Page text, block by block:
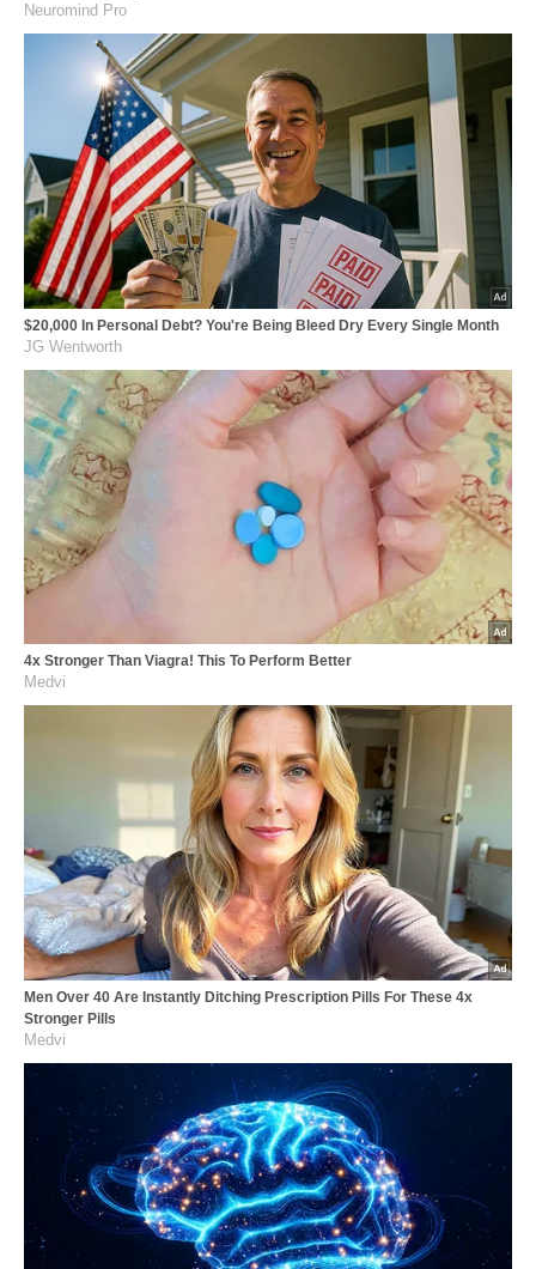
Neuromind Pro
$20,000 In Personal Debt? You're Being Bleed Dry Every Single Month
JG Wentworth
4x Stronger Than Viagra! This To Perform Better
Medvi
Men Over 40 Are Instantly Ditching Prescription Pills For These 4x
Stronger Pills
Medvi